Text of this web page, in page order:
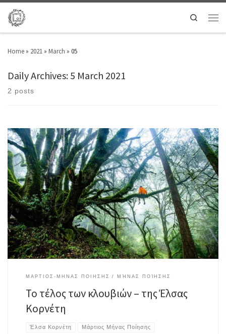
Search
Home » 2021 » March » 05
Daily Archives:5 March 2021
2 posts
πάνω σ’ ένα δέντρονα κρυφτείεκεί ψηλάνα τρυπώσειμέσα σε μια
φυλλωσιάτόσο πυκνήώστε κανείςνα μη τον βλέπεινα τους κάνειν’
αναρωτιούνταινα ψάχνουν να τον βρουννα τον αναγνωρίσουνόπως
μακάριοςθα υμνείτο τέλος των κλουβιώνμ’ ένα κελάηδισμαπου θα
ακούγεταιτέλειο σαν λάθοςαπλό σανευτυχία
ΜΑΡΤΙΟΣ-ΜΗΝΑΣ ΠΟΙΗΣΗΣ ΜΉΝΑΣ ΠΟΊΗΣΗΣ
Το τέλος των κλουβιών – της Έλσας
Κορνέτη
Έλσα Κορνέτη Μάρτιος Μήνας Ποίησης